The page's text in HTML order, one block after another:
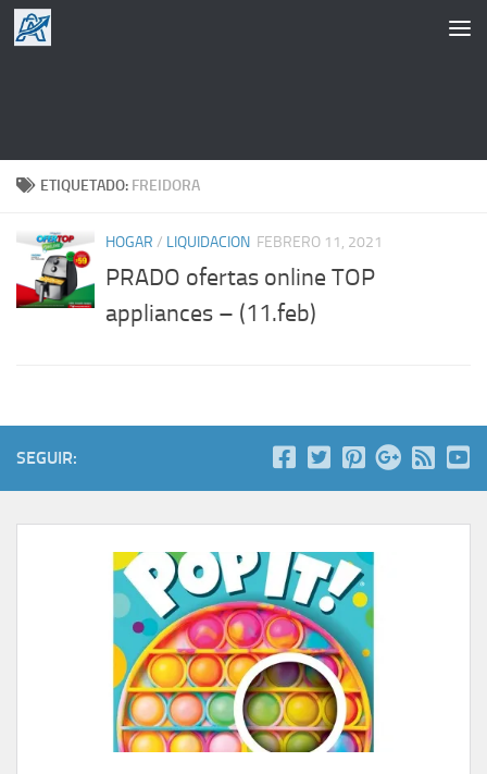
Saltar al contenido
ETIQUETADO: FREIDORA
HOGAR / LIQUIDACION FEBRERO 11, 2021
PRADO ofertas online TOP
appliances – (11.feb)
SEGUIR: